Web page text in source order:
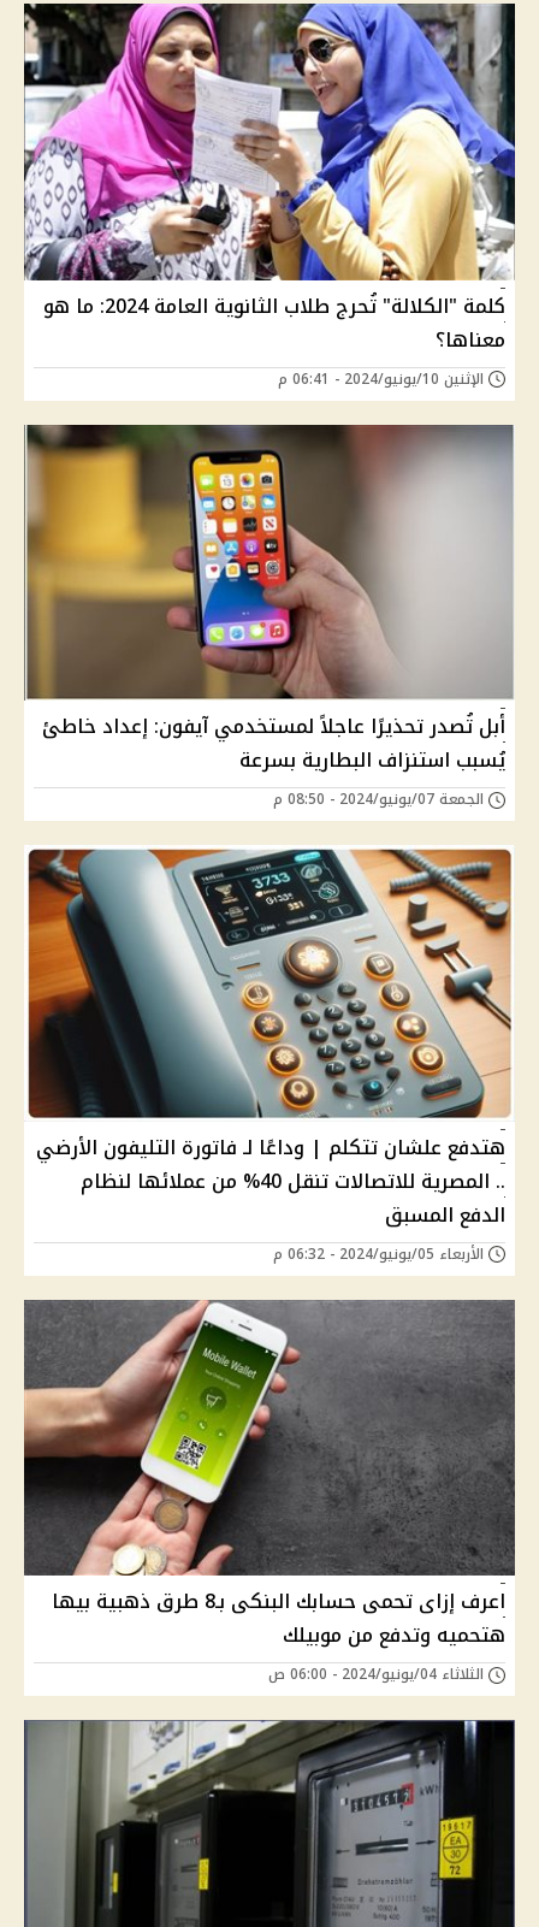
كلمة "الكلالة" تُحرج طلاب الثانوية العامة 2024: ما هو
معناها؟
الإثنين 10/يونيو/2024 - 06:41 م
أبل تُصدر تحذيرًا عاجلاً لمستخدمي آيفون: إعداد خاطئ
يُسبب استنزاف البطارية بسرعة
الجمعة 07/يونيو/2024 - 08:50 م
هتدفع علشان تتكلم | وداعًا لـ فاتورة التليفون الأرضي
.. المصرية للاتصالات تنقل 40% من عملائها لنظام
الدفع المسبق
الأربعاء 05/يونيو/2024 - 06:32 م
اعرف إزاى تحمى حسابك البنكى بـ8 طرق ذهبية بيها
هتحميه وتدفع من موبيلك
الثلاثاء 04/يونيو/2024 - 06:00 ص